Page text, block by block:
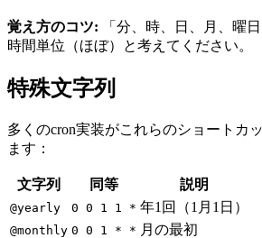
覚え方のコツ: 「分、時、日、月、曜
時間単位（ほぼ）と考えてください。
特殊文字列
多くのcron実装がこれらのショートカ
ます：
文字列 同等 説明
@yearly 0 0 1 1 * 年1回（1月1日）
@monthly 0 0 1 * * 月の最初